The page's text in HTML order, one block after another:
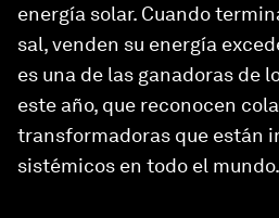
energía solar. Cuando
sal, venden su energía
es una de las ganadoras de
este año, que reconocen
transformadoras que están
sistémicos en todo el mundo.